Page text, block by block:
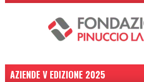
AZIENDE V EDIZIONE 2025